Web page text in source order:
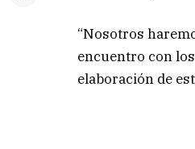
“Nosotros
encuentro con
elaboración de